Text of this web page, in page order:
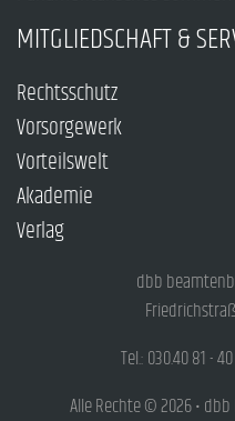
MITGLIEDSCHAFT &
Rechtsschutz
Vorsorgewerk
Vorteilswelt
Akademie
Verlag
dbb
Tel.: 030.40 81 -
Alle Rechte © 2026 •